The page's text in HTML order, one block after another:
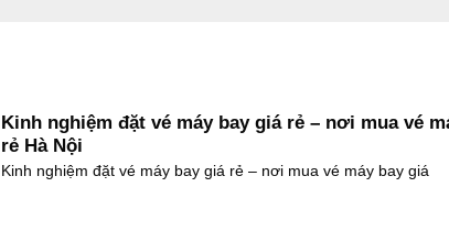
Kinh nghiệm đặt vé máy bay giá rẻ – nơi mua vé
rẻ Hà Nội
Kinh nghiệm đặt vé máy bay giá rẻ – nơi mua vé máy bay giá